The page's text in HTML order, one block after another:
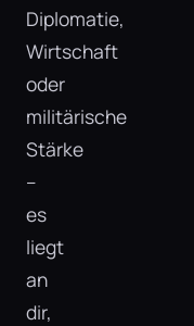
Diplomatie,
Wirtschaft
oder
militärische
Stärke
–
es
liegt
an
dir,